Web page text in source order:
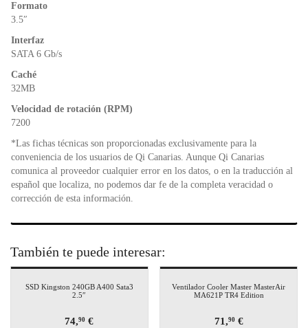
Formato
3.5″
Interfaz
SATA 6 Gb/s
Caché
32MB
Velocidad de rotación (RPM)
7200
*Las fichas técnicas son proporcionadas exclusivamente para la
conveniencia de los usuarios de Qi Canarias. Aunque Qi Canarias
comunica al proveedor cualquier error en los datos, o en la traducción al
español que localiza, no podemos dar fe de la completa veracidad o
corrección de esta información.
También te puede interesar:
SSD Kingston 240GB A400 Sata3
2.5″
74,90 €
Ventilador Cooler Master MasterAir
MA621P TR4 Edition
71,90€